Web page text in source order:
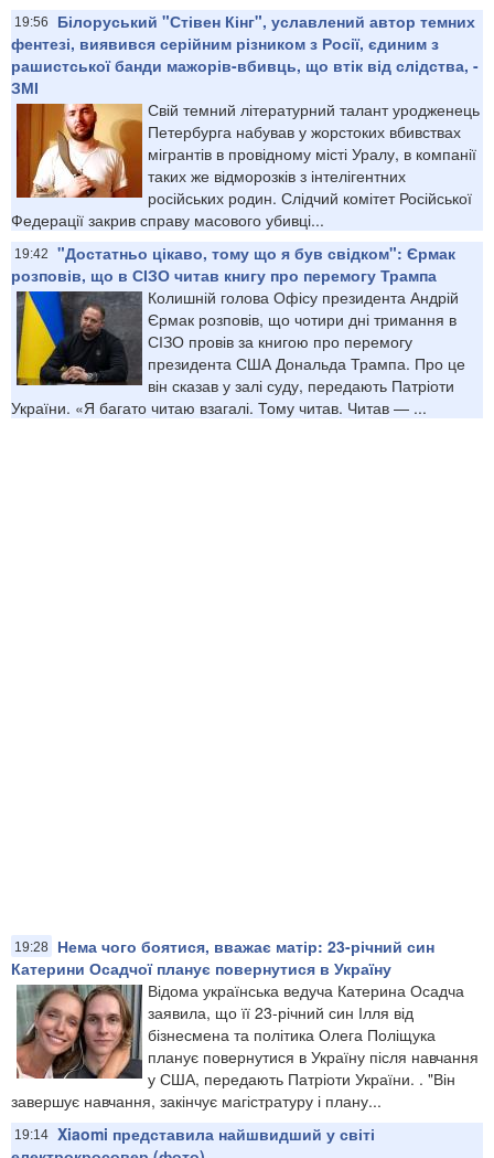
19:56
Білоруський "Стівен Кінг", уславлений автор темних
фентезі, виявився серійним різником з Росії, єдиним з
рашистської банди мажорів-вбивць, що втік від слідства, -
ЗМІ
Свій темний літературний талант уродженець
Петербурга набував у жорстоких вбивствах
мігрантів в провідному місті Уралу, в компанії
таких же відморозків з інтелігентних
російських родин. Слідчий комітет Російської
Федерації закрив справу масового убивці...
19:42
"Достатньо цікаво, тому що я був свідком": Єрмак
розповів, що в СІЗО читав книгу про перемогу Трампа
Колишній голова Офісу президента Андрій
Єрмак розповів, що чотири дні тримання в
СІЗО провів за книгою про перемогу
президента США Дональда Трампа. Про це
він сказав у залі суду, передають Патріоти
України. «Я багато читаю взагалі. Тому читав. Читав — ...
19:28
Нема чого боятися, вважає матір: 23-річний син
Катерини Осадчої планує повернутися в Україну
Відома українська ведуча Катерина Осадча
заявила, що її 23-річний син Ілля від
бізнесмена та політика Олега Поліщука
планує повернутися в Україну після навчання
у США, передають Патріоти України. . "Він
завершує навчання, закінчує магістратуру і плану...
19:14 Xiaomi представила найшвидший у світі